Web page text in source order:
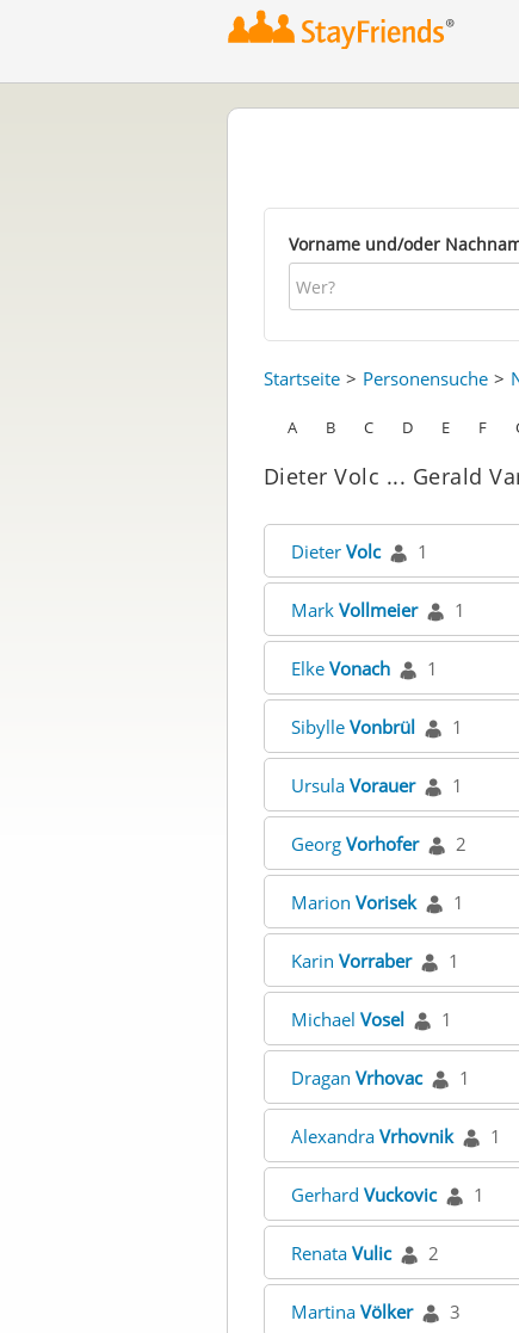
Vorname und/oder
Startseite Personensuche
A B C D E F
Dieter Volc ... Gerald
Dieter Volc 1
Mark Vollmeier 1
Elke Vonach 1
Sibylle Vonbrül 1
Ursula Vorauer 1
Georg Vorhofer 2
Marion Vorisek 1
Karin Vorraber 1
Michael Vosel 1
Dragan Vrhovac 1
Alexandra Vrhovnik 1
Gerhard Vuckovic 1
Renata Vulic 2
Martina Völker 3